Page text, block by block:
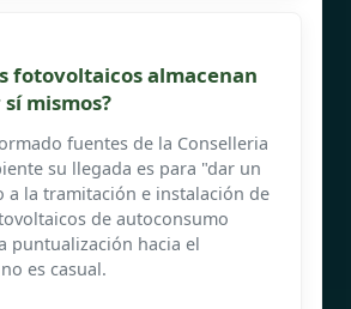
fotovoltaicos almacenan
mismos?
fuentes de la Conselleria
su llegada es para "dar un
a la tramitación e instalación de
de autoconsumo
puntualización hacia el
es casual.